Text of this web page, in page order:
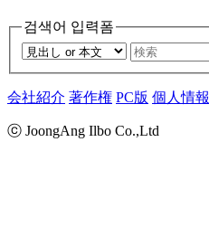
검색어 입력폼
会社紹介 著作権 PC版 個人情報
ⓒ JoongAng Ilbo Co.,Ltd